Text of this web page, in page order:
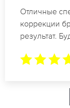
Спасибо
в Суздале.